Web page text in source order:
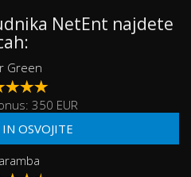
NetEnt najdete
Green
350 EUR
OSVOJITE